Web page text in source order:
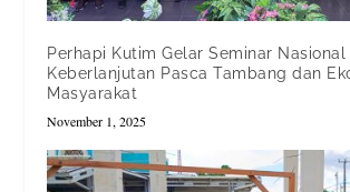
Perhapi Kutim Gelar Seminar Nasional
Keberlanjutan Pasca Tambang dan
Masyarakat
November 1, 2025